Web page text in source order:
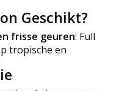
Geschikt?
frisse geuren: Full
tropische en